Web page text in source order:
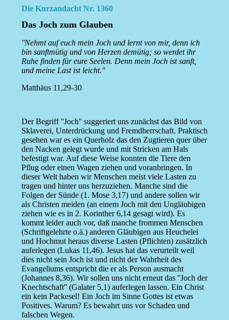
Die Kurzandacht Nr. 1360
Das Joch zum Glauben
''Nehmt auf euch mein Joch und lernt von mir, denn ich
bin sanftmütig und von Herzen demütig; so werdet ihr
Ruhe finden für eure Seelen. Denn mein Joch ist sanft,
und meine Last ist leicht.''
Matthäus 11,29-30
Der Begriff ''Joch'' suggeriert uns zunächst das Bild von
Sklaverei, Unterdrückung und Fremdherrschaft. Praktisch
gesehen war es ein Querholz das den Zugtieren quer über
den Nacken gelegt wurde und mit Stricken am Hals
befestigt war. Auf diese Weise konnten die Tiere den
Pflug oder einen Wagen ziehen und voranbringen. In
dieser Welt haben wir Menschen meist viele Lasten zu
tragen und hinter uns herzuziehen. Manche sind die
Folgen der Sünde (1. Mose 3,17) und andere sollen wir
als Christen meiden (an einem Joch mit den Ungläubigen
ziehen wie es in 2. Korinther 6,14 gesagt wird). Es
kommt leider auch vor, daß manche frommen Menschen
(Schriftgelehrte o.ä.) anderen Gläubigen aus Heuchelei
und Hochmut heraus diverse Lasten (Pflichten) zusätzlich
auferlegen (Lukas 11,46). Jesus hat das verurteilt weil
dies nicht sein Joch ist und nicht der Wahrheit des
Evangeliums entspricht die er als Person ausmacht
(Johannes 8,36). Wir sollen uns nicht erneut das ''Joch der
Knechtschaft'' (Galater 5,1) auferlegen lassen. Ein Christ
ein kein Packesel! Ein Joch im Sinne Gottes ist etwas
Positives. Warum? Es bewahrt uns vor Schaden und
falschen Wegen.